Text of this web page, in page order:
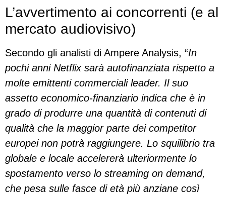
L’avvertimento ai concorrenti (e al
mercato audiovisivo)
Secondo gli analisti di Ampere Analysis, “In
pochi anni Netflix sarà autofinanziata rispetto a
molte emittenti commerciali leader. Il suo
assetto economico-finanziario indica che è in
grado di produrre una quantità di contenuti di
qualità che la maggior parte dei competitor
europei non potrà raggiungere. Lo squilibrio tra
globale e locale accelererà ulteriormente lo
spostamento verso lo streaming on demand,
che pesa sulle fasce di età più anziane così